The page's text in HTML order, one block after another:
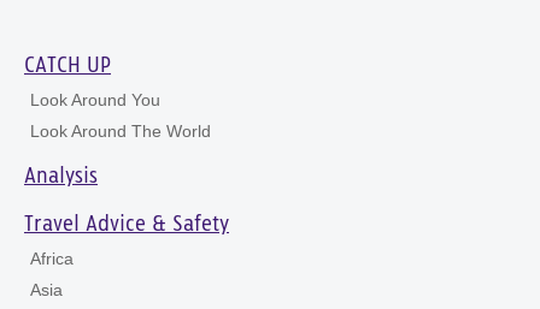
CATCH UP
Look Around You
Look Around The World
Analysis
Travel Advice & Safety
Africa
Asia